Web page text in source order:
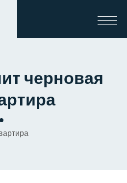
черновая